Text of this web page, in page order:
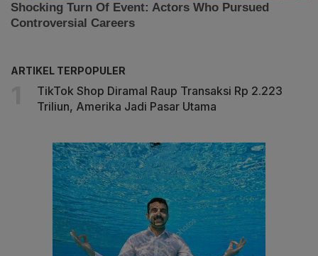
ARTIKEL TERPOPULER
TikTok Shop Diramal Raup Transaksi Rp 2.223
Triliun, Amerika Jadi Pasar Utama